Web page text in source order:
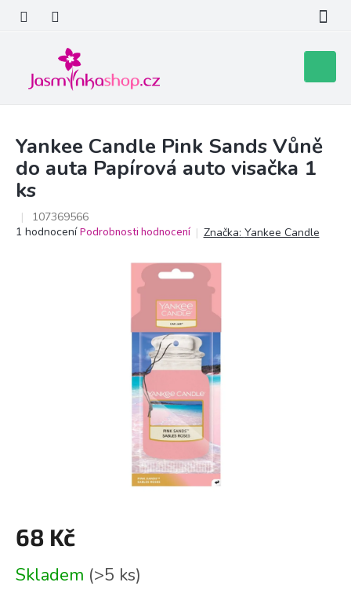
obsah
košík
Yankee Candle Pink Sands Vůně
do auta Papírová auto visačka 1
ks
107369566
Průměrné
1 hodnocení Podrobnosti hodnocení Značka: Yankee Candle
68 Kč
cena:
Skladem (>5 ks)